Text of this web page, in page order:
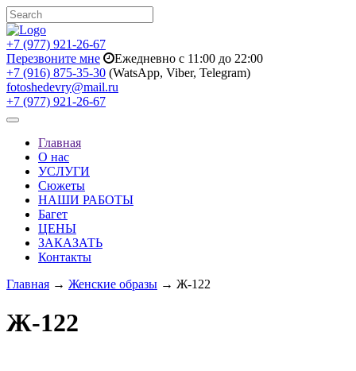
+7 (977) 921-26-67
Перезвоните мне
Ежедневно с 11:00 до 22:00
+7 (916) 875-35-30 (WatsApp, Viber, Telegram)
fotoshedevry@mail.ru
+7 (977) 921-26-67
Toggle
navigationГлавная
О нас
УСЛУГИ
Сюжеты
НАШИ РАБОТЫ
Багет
ЦЕНЫ
ЗАКАЗАТЬ
Контакты
Главная → Женские образы → Ж-122
Ж-122